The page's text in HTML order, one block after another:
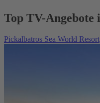
Top TV-Angebote
Pickalbatros Sea World Resort